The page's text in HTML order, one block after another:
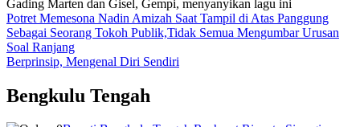
Potret Memesona Nadin Amizah Saat Tampil di Atas Panggung
Sebagai Seorang Tokoh Publik,Tidak Semua Mengumbar Urusan
Soal Ranjang
Berprinsip, Mengenal Diri Sendiri
Bengkulu Tengah